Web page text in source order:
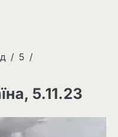
5
5.11.23